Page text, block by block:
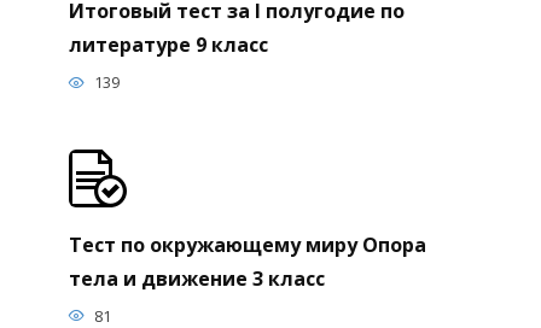
Итоговый тест за I полугодие по
литературе 9 класс
139
Тест по окружающему миру Опора
тела и движение 3 класс
81